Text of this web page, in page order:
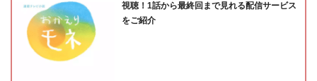
視聴！1話から最終回まで見れる配信サービス
をご紹介